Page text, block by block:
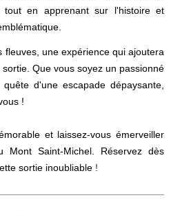
tout en apprenant sur l'histoire et
fleuves, une expérience qui ajoutera
Que vous soyez un passionné
d'une escapade dépaysante,
!
et laissez-vous émerveiller
Saint-Michel. Réservez dès
sortie inoubliable !